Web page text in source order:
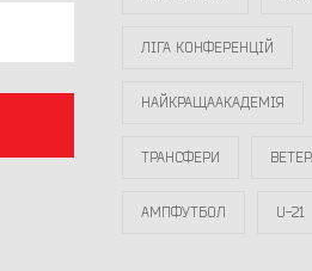
ЛІГА КОНФЕРЕНЦІЙ
НАЙКРАЩААКАДЕМІЯ
ТРАНСФЕРИ
АМПФУТБОЛ U-21